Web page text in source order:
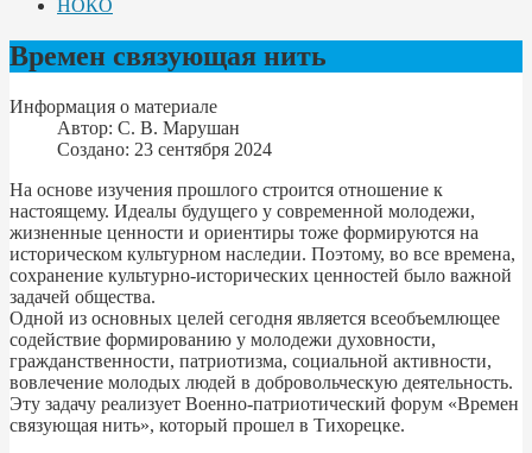
НОКО
Времен связующая нить
Информация о материале
Автор: С. В. Марушан
Создано: 23 сентября 2024
На основе изучения прошлого строится отношение к
настоящему. Идеалы будущего у современной молодежи,
жизненные ценности и ориентиры тоже формируются на
историческом культурном наследии. Поэтому, во все времена,
сохранение культурно-исторических ценностей было важной
задачей общества.
Одной из основных целей сегодня является всеобъемлющее
содействие формированию у молодежи духовности,
гражданственности, патриотизма, социальной активности,
вовлечение молодых людей в добровольческую деятельность.
Эту задачу реализует Военно-патриотический форум «Времен
связующая нить», который прошел в Тихорецке.